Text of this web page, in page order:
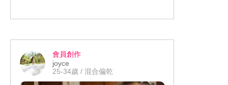
速吸收達到保濕功效。感覺穩定膚況，
人。願意持續使用，會推薦給親友。使
用方法沐浴後立即使用舒特膚長效潤膚
乳。 #舒特膚 #長效潤膚乳 #長效潤膚霜
會員創作
joyce
25-34歲 / 混合偏乾